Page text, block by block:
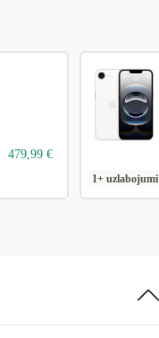
479,99 €
1+ uzlabojumi